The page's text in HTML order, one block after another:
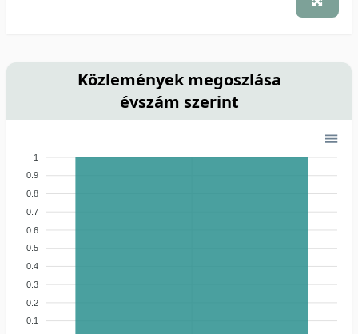
Közlemények megoszlása
évszám szerint
1
0.9
0.8
0.7
0.6
0.5
0.4
0.3
0.2
0.1